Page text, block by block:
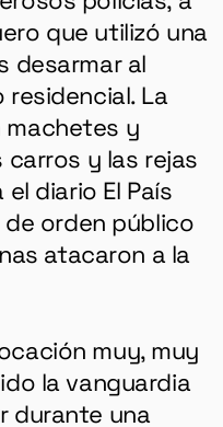
que utilizó una
desarmar al
La
machetes y
y las rejas
diario El País
de orden público
atacaron a la
muy, muy
la vanguardia
durante una